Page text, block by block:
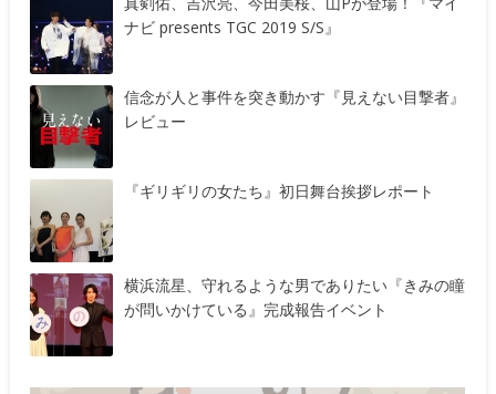
ナビ presents TGC 2019 S/S』
信念が人と事件を突き動かす『見えない目撃者』
レビュー
『ギリギリの女たち』初日舞台挨拶レポート
横浜流星、守れるような男でありたい『きみの瞳
が問いかけている』完成報告イベント